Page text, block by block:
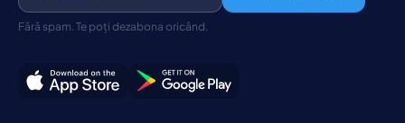
Fără spam. Te poți dezabona oricând.